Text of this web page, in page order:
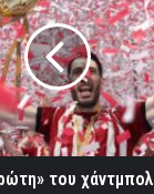
του χάντμπολ